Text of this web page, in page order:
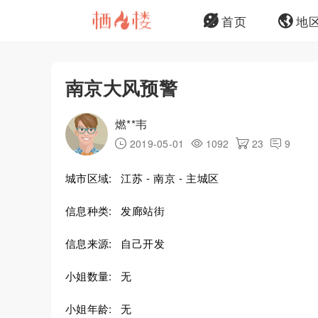
首页 地
南京大风预警
燃**韦
2019-05-01 1092 23 9
城市区域: 江苏 - 南京 - 主城区
信息种类: 发廊站街
信息来源: 自己开发
小姐数量: 无
小姐年龄: 无